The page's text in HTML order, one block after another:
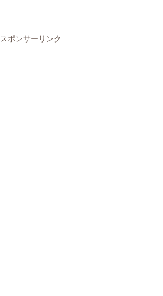
スポンサーリンク